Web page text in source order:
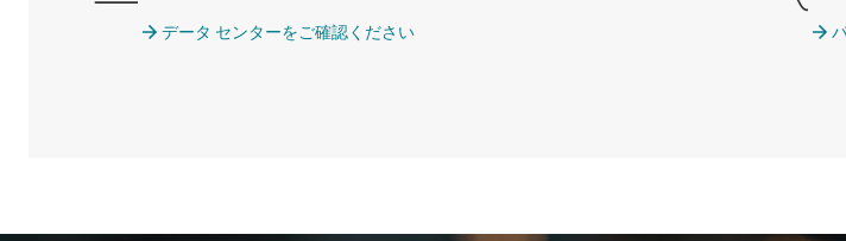
データ センターをご確認ください